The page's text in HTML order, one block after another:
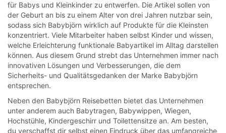
für Babys und Kleinkinder zu entwerfen. Die Artikel sollen von
der Geburt an bis zu einem Alter von drei Jahren nutzbar sein,
sodass sich Babybjörn wirklich auf Produkte für die Kleinsten
konzentriert. Viele Mitarbeiter haben selbst Kinder und wissen,
welche Erleichterung funktionale Babyartikel im Alltag darstellen
können. Aus diesem Grund strebt das Unternehmen immer nach
innovativen Lösungen und Verbesserungen, die dem
Sicherheits- und Qualitätsgedanken der Marke Babybjörn
entsprechen.
Neben den Babybjörn Reisebetten bietet das Unternehmen
unter anderem auch Babytragen, Babywippen, Wiegen,
Hochstühle, Kindergeschirr und Toilettensitze an. Am besten,
du verschaffst dir selbst einen Eindruck über das umfangreiche